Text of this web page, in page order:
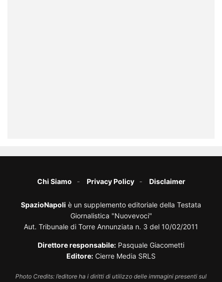
Chi Siamo Privacy Policy Disclaimer
SpazioNapoli è un supplemento editoriale della Testata
Giornalistica "Nuovevoci"
Aut. Tribunale di Torre Annunziata n. 3 del 10/02/2011
Direttore responsabile: Pasquale Giacometti
Editore: Cierre Media SRLS
Photo Credits: l’editore ha i diritti di utilizzo delle immagini presenti sul